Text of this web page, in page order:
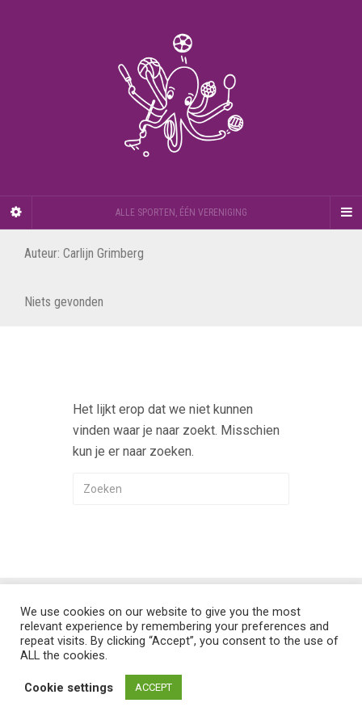
ALLE SPORTEN, ÉÉN VERENIGING
Auteur: Carlijn Grimberg
Niets gevonden
Het lijkt erop dat we niet kunnen
vinden waar je naar zoekt. Misschien
kun je er naar zoeken.
Flat theme by Themeisle. Cookie consent:Manage consent
We use cookies on our website to give you the most
relevant experience by remembering your preferences and
repeat visits. By clicking “Accept”, you consent to the use of
ALL the cookies.
Cookie settings ACCEPT